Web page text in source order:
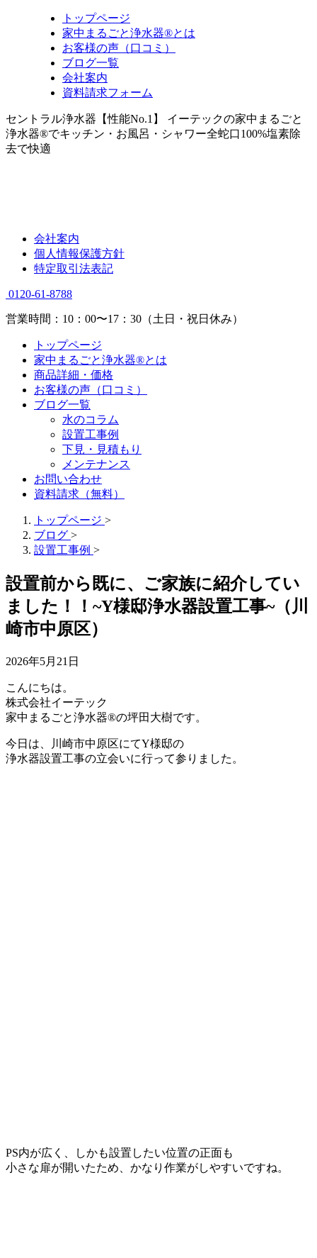
トップページ
家中まるごと浄水器®とは
お客様の声（口コミ）
ブログ一覧
会社案内
資料請求フォーム
セントラル浄水器【性能No.1】 イーテックの家中まるごと
浄水器®でキッチン・お風呂・シャワー全蛇口100%塩素除
去で快適
会社案内
個人情報保護方針
特定取引法表記
0120-61-8788
営業時間：10：00〜17：30（土日・祝日休み）
トップページ
家中まるごと浄水器®とは
商品詳細・価格
お客様の声（口コミ）
ブログ一覧
水のコラム
設置工事例
下見・見積もり
メンテナンス
お問い合わせ
資料請求（無料）
トップページ >
ブログ >
設置工事例 >
設置前から既に、ご家族に紹介してい
ました！！~Y様邸浄水器設置工事~（川
崎市中原区）
2026年5月21日
こんにちは。
株式会社イーテック
家中まるごと浄水器®の坪田大樹です。
今日は、川崎市中原区にてY様邸の
浄水器設置工事の立会いに行って参りました。
PS内が広く、しかも設置したい位置の正面も
小さな扉が開いたため、かなり作業がしやすいですね。